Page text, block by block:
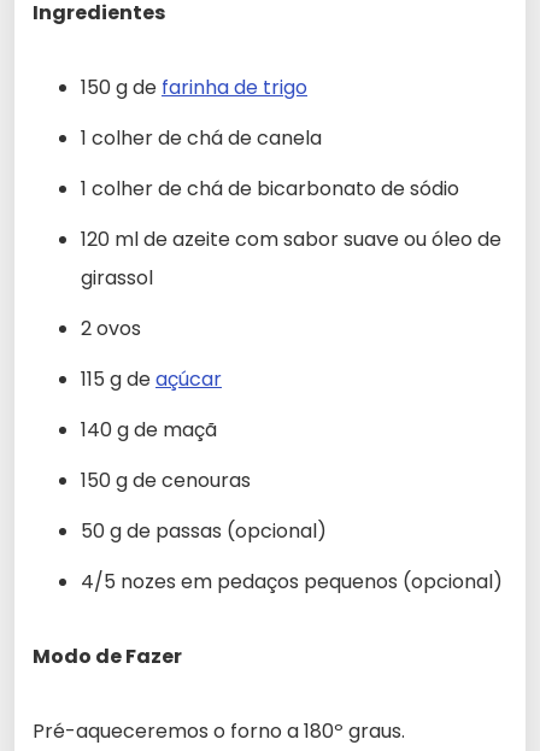
Ingredientes
150 g de farinha de trigo
1 colher de chá de canela
1 colher de chá de bicarbonato de sódio
120 ml de azeite com sabor suave ou óleo de
girassol
2 ovos
115 g deaçúcar
140 g de maçã
150 g de cenouras
50 g de passas (opcional)
4/5 nozes em pedaços pequenos (opcional)
Modo de Fazer
Pré-aqueceremos o forno a 180º graus.